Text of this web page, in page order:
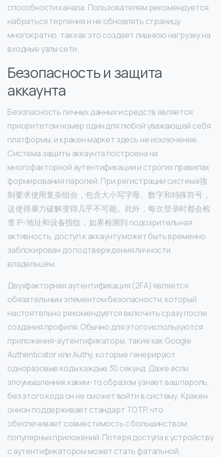
способности канала. Пользователям рекомендуется
набраться терпения и не обновлять страницу
многократно, так как это создает лишнюю нагрузку на
входные узлы сети.
Безопасность и защита
аккаунта
Безопасность личных данных и средств является
приоритетом номер один для любой уважающей себя
платформы, и кракен маркет здесь не исключение.
Система защиты аккаунта построена на
многофакторной аутентификации и строгих правилах
формирования паролей. При регистрации система強
制要求使用复杂组合，包含大小写字母、数字和特殊符号，
这使得暴力破解变得几乎不可能。此外，每次登录时都会检
查 IP-地址和设备指纹，如果检测到 подозрительная
активность, доступ к аккаунту может быть временно
заблокирован до подтверждения личности
владельцем.
Двухфакторная аутентификация (2FA) является
обязательным элементом безопасности, который
настоятельно рекомендуется включить сразу после
создания профиля. Обычно для этого используются
приложения-аутентификаторы, такие как Google
Authenticator или Authy, которые генерируют
одноразовые коды каждые 30 секунд. Даже если
злоумышленник каким-то образом узнает ваш пароль,
без этого кода он не сможет войти в систему. Кракен
онион поддерживает стандарт TOTP, что
обеспечивает совместимость с большинством
популярных приложений. Потеря доступа к устройству
с аутентификатором может стать фатальной,